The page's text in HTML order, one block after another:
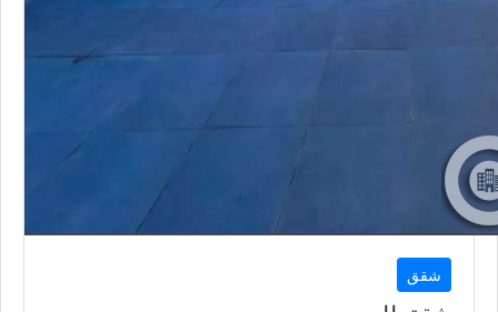
2
2
متر
السعر إبتداء من
1,195,000
QAR